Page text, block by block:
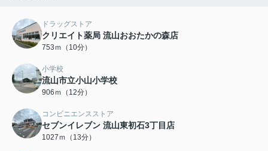
ドラッグストア
クリエイト薬局 流山おおたかの森店
753ｍ（10分）
小学校
流山市立小山小学校
906ｍ（12分）
コンビニエンスストア
セブンイレブン 流山東初石3丁目店
1027ｍ（13分）